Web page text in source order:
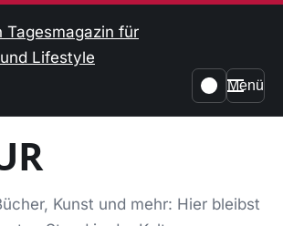
Menü
Kunst und mehr: Hier bleibst